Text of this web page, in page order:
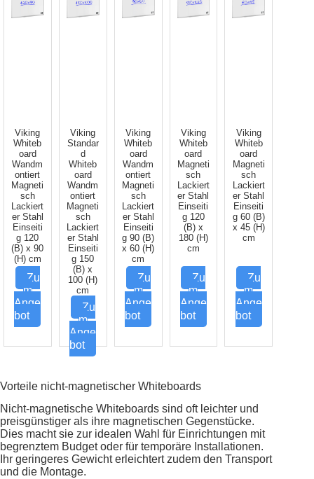
Viking
Whiteb
oard
Wandm
ontiert
Magneti
sch
Lackiert
er Stahl
Einseiti
g 120
(B) x 90
(H) cm
Zu
m
Ange
bot
Viking
Standar
d
Whiteb
oard
Wandm
ontiert
Magneti
sch
Lackiert
er Stahl
Einseiti
g 150
(B) x
100 (H)
cm
Zu
m
Ange
bot
Viking
Whiteb
oard
Wandm
ontiert
Magneti
sch
Lackiert
er Stahl
Einseiti
g 90 (B)
x 60 (H)
cm
Zu
m
Ange
bot
Viking
Whiteb
oard
Magneti
sch
Lackiert
er Stahl
Einseiti
g 120
(B) x
180 (H)
cm
Zu
m
Ange
bot
Viking
Whiteb
oard
Magneti
sch
Lackiert
er Stahl
Einseiti
g 60 (B)
x 45 (H)
cm
Zu
m
Ange
bot
Vorteile nicht-magnetischer Whiteboards
Nicht-magnetische Whiteboards sind oft leichter und
preisgünstiger als ihre magnetischen Gegenstücke.
Dies macht sie zur idealen Wahl für Einrichtungen mit
begrenztem Budget oder für temporäre Installationen.
Ihr geringeres Gewicht erleichtert zudem den Transport
und die Montage.